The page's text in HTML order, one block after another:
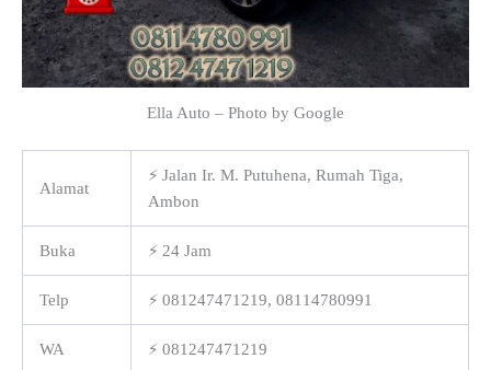
Ella Auto – Photo by Google
Alamat
⚡ Jalan Ir. M. Putuhena, Rumah Tiga,
Ambon
Buka ⚡ 24 Jam
Telp ⚡ 081247471219, 08114780991
WA ⚡ 081247471219